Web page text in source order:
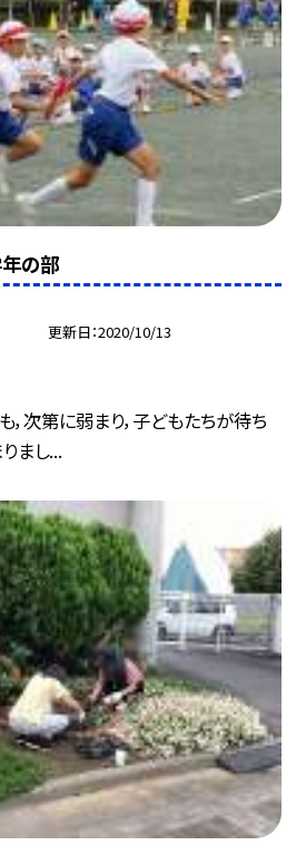
年の部
更新日 2020/10/13
，次第に弱まり，子どもたちが待ち
まし...